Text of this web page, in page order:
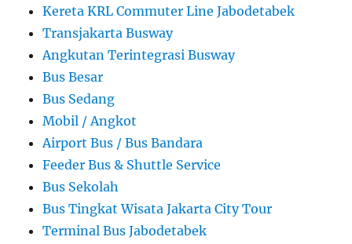
Kereta KRL Commuter Line Jabodetabek
Transjakarta Busway
Angkutan Terintegrasi Busway
Bus Besar
Bus Sedang
Mobil / Angkot
Airport Bus / Bus Bandara
Feeder Bus & Shuttle Service
Bus Sekolah
Bus Tingkat Wisata Jakarta City Tour
Terminal Bus Jabodetabek